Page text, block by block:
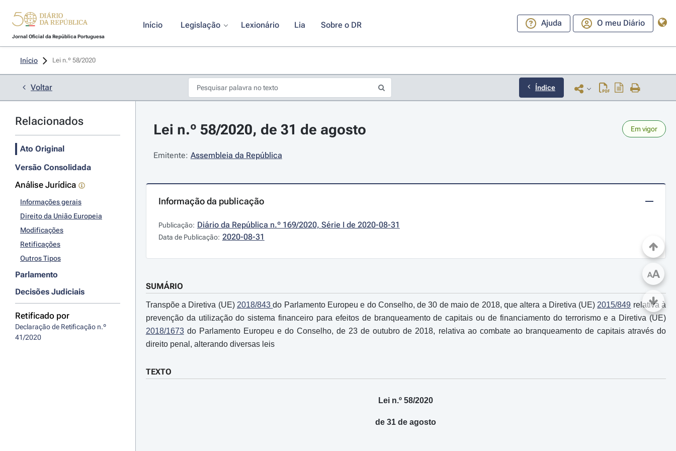
Jornal Oficial da República Portuguesa
Início Legislação Lexionário Lia Sobre o DR Ajuda O meu Diário
Início Lei n.º 58/2020
Voltar Índice
Relacionados
Ato Original
Versão Consolidada
Análise Jurídica
Informações gerais
Direito da União Europeia
Modificações
Retificações
Outros Tipos
Parlamento
Decisões Judiciais
Retificado por
Declaração de Retificação n.º
41/2020
Lei n.º 58/2020, de 31 de agosto Em vigor
Emitente: Assembleia da República
Informação da publicação
Publicação: Diário da República n.º 169/2020, Série I de 2020-08-31
Data de Publicação: 2020-08-31
SUMÁRIO
Transpõe a Diretiva (UE) 2018/843do Parlamento Europeu e do Conselho, de 30 de maio de 2018, que altera a Diretiva (UE) 2015/849 relativa à
prevenção da utilização do sistema financeiro para efeitos de branqueamento de capitais ou de financiamento do terrorismo e a Diretiva (UE)
2018/1673do Parlamento Europeu e do Conselho, de 23 de outubro de 2018, relativa ao combate ao branqueamento de capitais através do
direito penal, alterando diversas leis
TEXTO
Lei n.º 58/2020
de 31 de agosto
AA